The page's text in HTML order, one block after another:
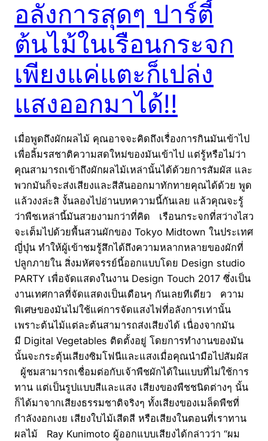
อลังการสุดๆ ปาร์ตี้
ต้นไม้ในเรือนกระจก
เพียงแค่แตะก็เปล่ง
แสงออกมาได้!!
เมื่อพูดถึงผักผลไม้ คุณอาจจะคิดถึงเรื่องการกินมันเข้าไป
เพื่อลิ้มรสชาติความสดใหม่ของมันเข้าไป แต่รู้หรือไม่ว่า
คุณสามารถเข้าถึงผักผลไม้เหล่านั้นได้ด้วยการสัมผัส และ
พวกมันก็จะส่งเสียงและสีสันออกมาทักทายคุณได้ด้วย พูด
แล้วงงล่ะสิ งั้นลองไปอ่านบทความนี้กันเลย แล้วคุณจะรู้
ว่าพืชเหล่านี้มันสวยงามกว่าที่คิด เรือนกระจกที่สว่างไสว
จะเต็มไปด้วยพื้นสวนผักของ Tokyo Midtown ในประเทศ
ญี่ปุ่น ทำให้ผู้เข้าชมรู้สึกได้ถึงความหลากหลายของผักที่
ปลูกภายใน สิ่งมหัศจรรย์นี้ออกแบบโดย Design studio
PARTY เพื่อจัดแสดงในงาน Design Touch 2017 ซึ่งเป็น
งานเทศกาลที่จัดแสดงเป็นเดือนๆ กันเลยทีเดียว ความ
พิเศษของมันไม่ใช้แค่การจัดแสงไฟที่อลังการเท่านั้น
เพราะต้นไม้แต่ละต้นสามารถส่งเสียงได้ เนื่องจากมัน
มี Digital Vegetables ติดตั้งอยู่ โดยการทำงานของมัน
นั้นจะกระตุ้นเสียงซิมโฟนีและแสงเมื่อคุณนำมือไปสัมผัส
ผู้ชมสามารถเชื่อมต่อกับเจ้าพืชผักได้ในแบบที่ไม่ใช้การ
ทาน แต่เป็นรูปแบบสีและแสง เสียงของพืชชนิดต่างๆ นั้น
ก็ได้มาจากเสียงธรรมชาติจริงๆ ทั้งเสียงของเมล็ดพืชที่
กำลังงอกเงย เสียงใบไม้เสีดสี หรือเสียงในตอนที่เราทาน
ผลไม้ Ray Kunimoto ผู้ออกแบบเสียงได้กล่าวว่า “ผม